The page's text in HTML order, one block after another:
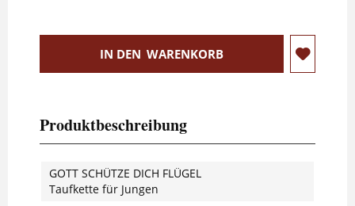
IN DEN WARENKORB
Produktbeschreibung
GOTT SCHÜTZE DICH FLÜGEL
Taufkette für Jungen